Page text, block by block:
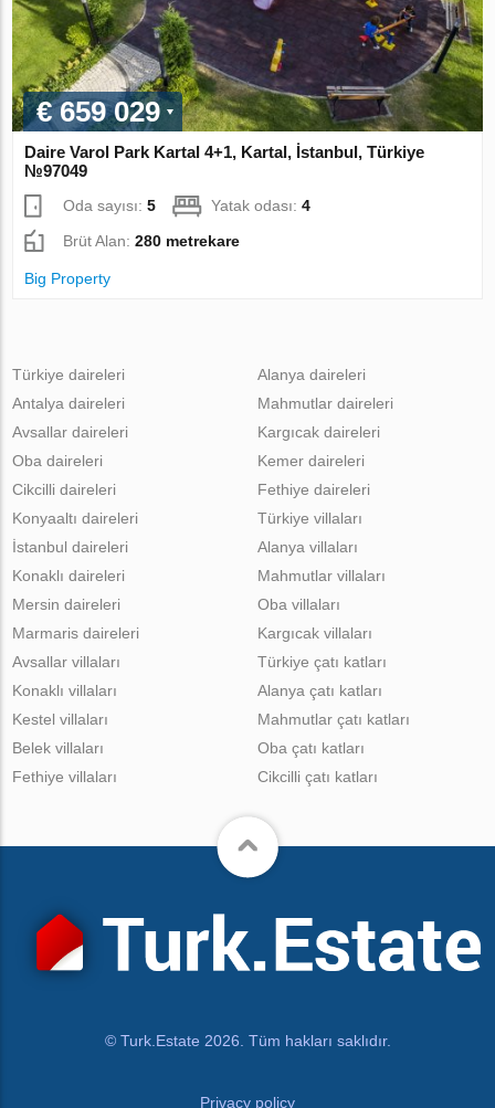
€ 659 029
Daire Varol Park Kartal 4+1, Kartal, İstanbul, Türkiye
№97049
Oda sayısı:5 Yatak odası:4
Brüt Alan:280 metrekare
Big Property
Türkiye daireleri
Antalya daireleri
Avsallar daireleri
Oba daireleri
Cikcilli daireleri
Alanya daireleri
Mahmutlar daireleri
Kargıcak daireleri
Kemer daireleri
Fethiye daireleri
Konyaaltı daireleri
İstanbul daireleri
Konaklı daireleri
Mersin daireleri
Marmaris daireleri
Türkiye villaları
Alanya villaları
Mahmutlar villaları
Oba villaları
Kargıcak villaları
Avsallar villaları
Konaklı villaları
Kestel villaları
Belek villaları
Fethiye villaları
Türkiye çatı katları
Alanya çatı katları
Mahmutlar çatı katları
Oba çatı katları
Cikcilli çatı katları
© Turk.Estate 2026. Tüm hakları saklıdır.
Privacy policy